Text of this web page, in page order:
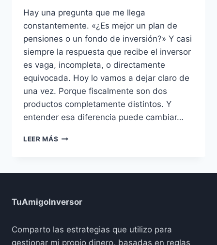
Hay una pregunta que me llega
constantemente. «¿Es mejor un plan de
pensiones o un fondo de inversión?» Y casi
siempre la respuesta que recibe el inversor
es vaga, incompleta, o directamente
equivocada. Hoy lo vamos a dejar claro de
una vez. Porque fiscalmente son dos
productos completamente distintos. Y
entender esa diferencia puede cambiar…
LEER MÁS PLANES
LA
FISCAL
QUE
TuAmigoInversor
Comparto las estrategias que utilizo para
gestionar mi propio dinero, basadas en reglas